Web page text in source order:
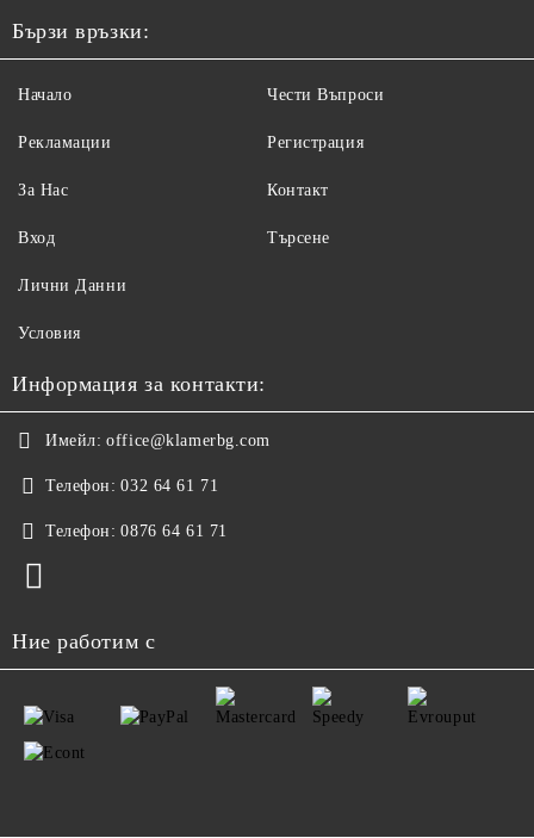
Бързи връзки:
Начало
Рекламации
За Нас
Вход
Чести Въпроси
Регистрация
Контакт
Търсене
Лични Данни
Условия
Информация за контакти:
Имейл: office@klamerbg.com
Телефон: 032 64 61 71
Телефон: 0876 64 61 71
Ние работим с